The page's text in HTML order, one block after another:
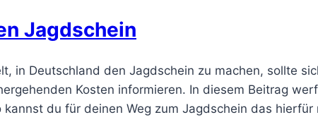
Jagdschein
in Deutschland den Jagdschein zu machen, sollte
Kosten informieren. In diesem Beitrag
kannst du für deinen Weg zum Jagdschein das